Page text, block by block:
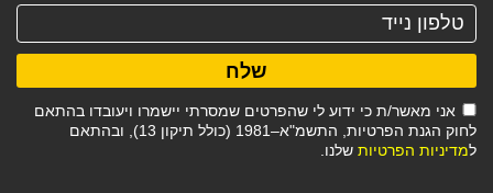
אני מאשר/ת כי ידוע לי שהפרטים שמסרתי יישמרו ויעובדו בהתאם
לחוק הגנת הפרטיות, התשמ"א–1981 (כולל תיקון 13), ובהתאם
למדיניות הפרטיות שלנו.
שלח